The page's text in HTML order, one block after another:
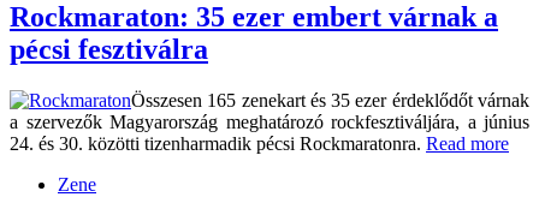
Rockmaraton: 35 ezer embert várnak a
pécsi fesztiválra
Összesen 165 zenekart és 35 ezer érdeklődőt várnak
a szervezők Magyarország meghatározó rockfesztiváljára, a június
24. és 30. közötti tizenharmadik pécsi Rockmaratonra. Read more
Zene